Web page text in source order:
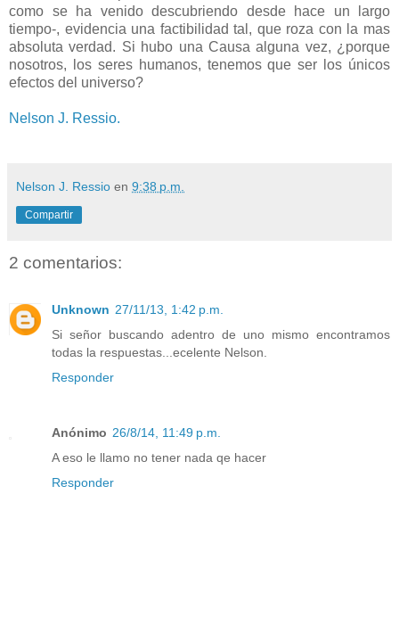
como se ha venido descubriendo desde hace un largo
tiempo-, evidencia una factibilidad tal, que roza con la mas
absoluta verdad. Si hubo una Causa alguna vez, ¿porque
nosotros, los seres humanos, tenemos que ser los únicos
efectos del universo?
Nelson J. Ressio.
Nelson J. Ressio en 9:38 p.m.
Compartir
2 comentarios:
Unknown 27/11/13, 1:42 p.m.
Si señor buscando adentro de uno mismo encontramos
todas la respuestas...ecelente Nelson.
Responder
Anónimo 26/8/14, 11:49 p.m.
A eso le llamo no tener nada qe hacer
Responder